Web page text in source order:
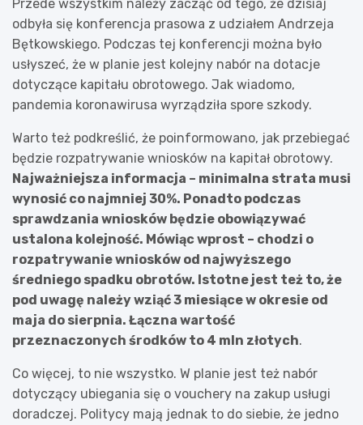
Przede wszystkim należy zacząć od tego, że dzisiaj
odbyła się konferencja prasowa z udziałem Andrzeja
Bętkowskiego. Podczas tej konferencji można było
usłyszeć, że w planie jest kolejny nabór na dotacje
dotyczące kapitału obrotowego. Jak wiadomo,
pandemia koronawirusa wyrządziła spore szkody.
Warto też podkreślić, że poinformowano, jak przebiegać
będzie rozpatrywanie wniosków na kapitał obrotowy.
Najważniejsza informacja – minimalna strata musi
wynosić co najmniej 30%. Ponadto podczas
sprawdzania wniosków będzie obowiązywać
ustalona kolejność. Mówiąc wprost – chodzi o
rozpatrywanie wniosków od najwyższego
średniego spadku obrotów. Istotne jest też to, że
pod uwagę należy wziąć 3 miesiące w okresie od
maja do sierpnia. Łączna wartość
przeznaczonych środków to 4 mln złotych.
Co więcej, to nie wszystko. W planie jest też nabór
dotyczący ubiegania się o vouchery na zakup usługi
doradczej. Politycy mają jednak to do siebie, że jedno